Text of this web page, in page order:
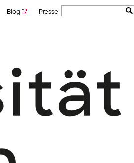
Blog Presse